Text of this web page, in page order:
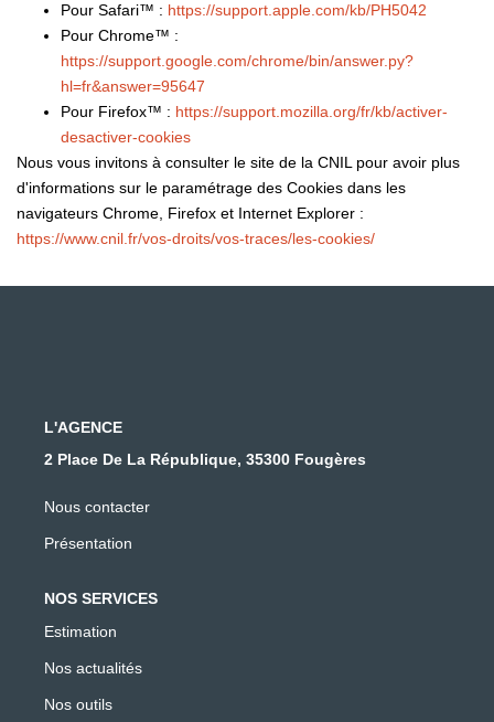
Pour Safari™ : https://support.apple.com/kb/PH5042
Pour Chrome™ :
https://support.google.com/chrome/bin/answer.py?
hl=fr&answer=95647
Pour Firefox™ : https://support.mozilla.org/fr/kb/activer-
desactiver-cookies
Nous vous invitons à consulter le site de la CNIL pour avoir plus
d'informations sur le paramétrage des Cookies dans les
navigateurs Chrome, Firefox et Internet Explorer :
https://www.cnil.fr/vos-droits/vos-traces/les-cookies/
L'AGENCE
2 Place De La République, 35300 Fougères
Nous contacter
Présentation
NOS SERVICES
Estimation
Nos actualités
Nos outils